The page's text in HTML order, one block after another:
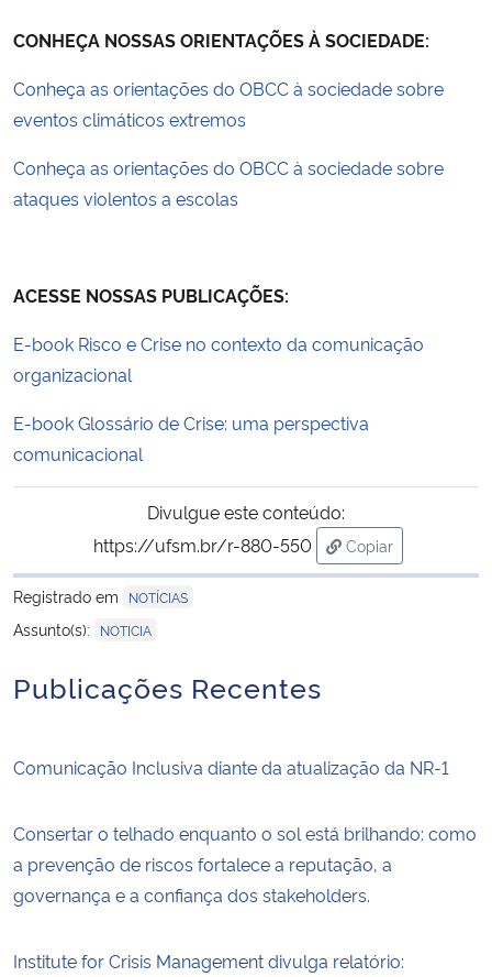
CONHEÇA NOSSAS ORIENTAÇÕES À SOCIEDADE:
Conheça as orientações do OBCC à sociedade sobre
eventos climáticos extremos
Conheça as orientações do OBCC à sociedade sobre
ataques violentos a escolas
ACESSE NOSSAS PUBLICAÇÕES:
E-book Risco e Crise no contexto da comunicação
organizacional
E-book Glossário de Crise: uma perspectiva
comunicacional
Divulgue este conteúdo:
https://ufsm.br/r-880-550
Copiar
para área de
Registrado em
NOTÍCIAS
Assunto(s): NOTICIA
Publicações Recentes
Comunicação Inclusiva diante da atualização da NR-1
Consertar o telhado enquanto o sol está brilhando: como
a prevenção de riscos fortalece a reputação, a
governança e a confiança dos stakeholders.
Institute for Crisis Management divulga relatório: